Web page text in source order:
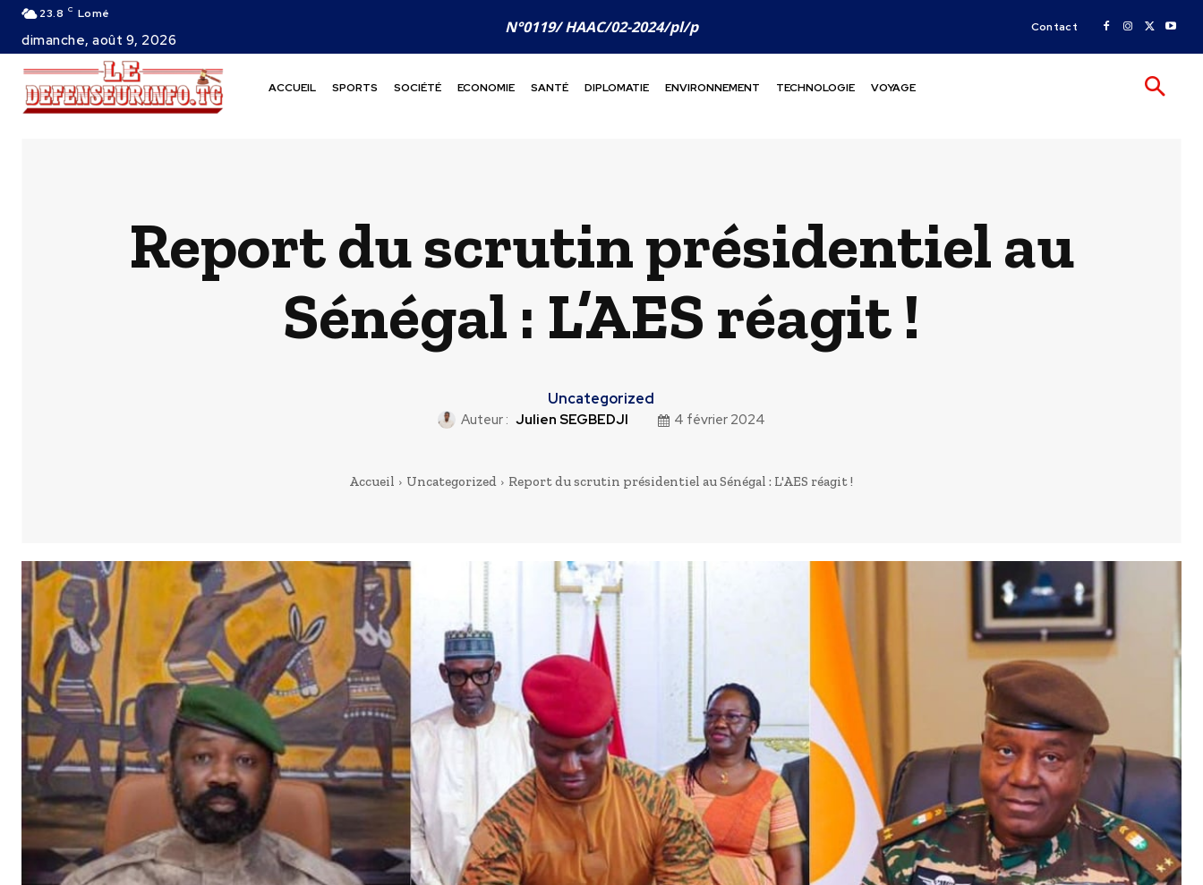
23.8 C Lomé
dimanche, août 9, 2026
N°0119/ HAAC/02-2024/pl/p Contact
ACCUEIL SPORTS SOCIÉTÉ ECONOMIE SANTÉ DIPLOMATIE ENVIRONNEMENT TECHNOLOGIE VOYAGE
Report du scrutin présidentiel au
Sénégal : L’AES réagit !
Uncategorized
Auteur : Julien SEGBEDJI 4 février 2024
Accueil Uncategorized Report du scrutin présidentiel au Sénégal : L'AES réagit !